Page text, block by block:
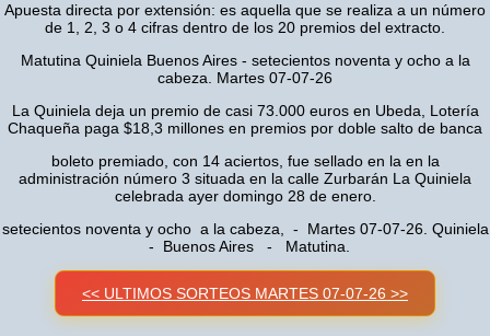
Apuesta directa por extensión: es aquella que se realiza a un número
de 1, 2, 3 o 4 cifras dentro de los 20 premios del extracto.
Matutina Quiniela Buenos Aires - setecientos noventa y ocho a la
cabeza. Martes 07-07-26
La Quiniela deja un premio de casi 73.000 euros en Ubeda, Lotería
Chaqueña paga $18,3 millones en premios por doble salto de banca
boleto premiado, con 14 aciertos, fue sellado en la en la
administración número 3 situada en la calle Zurbarán La Quiniela
celebrada ayer domingo 28 de enero.
setecientos noventa y ocho a la cabeza, - Martes 07-07-26. Quiniela
- Buenos Aires - Matutina.
<< ULTIMOS SORTEOS MARTES 07-07-26 >>